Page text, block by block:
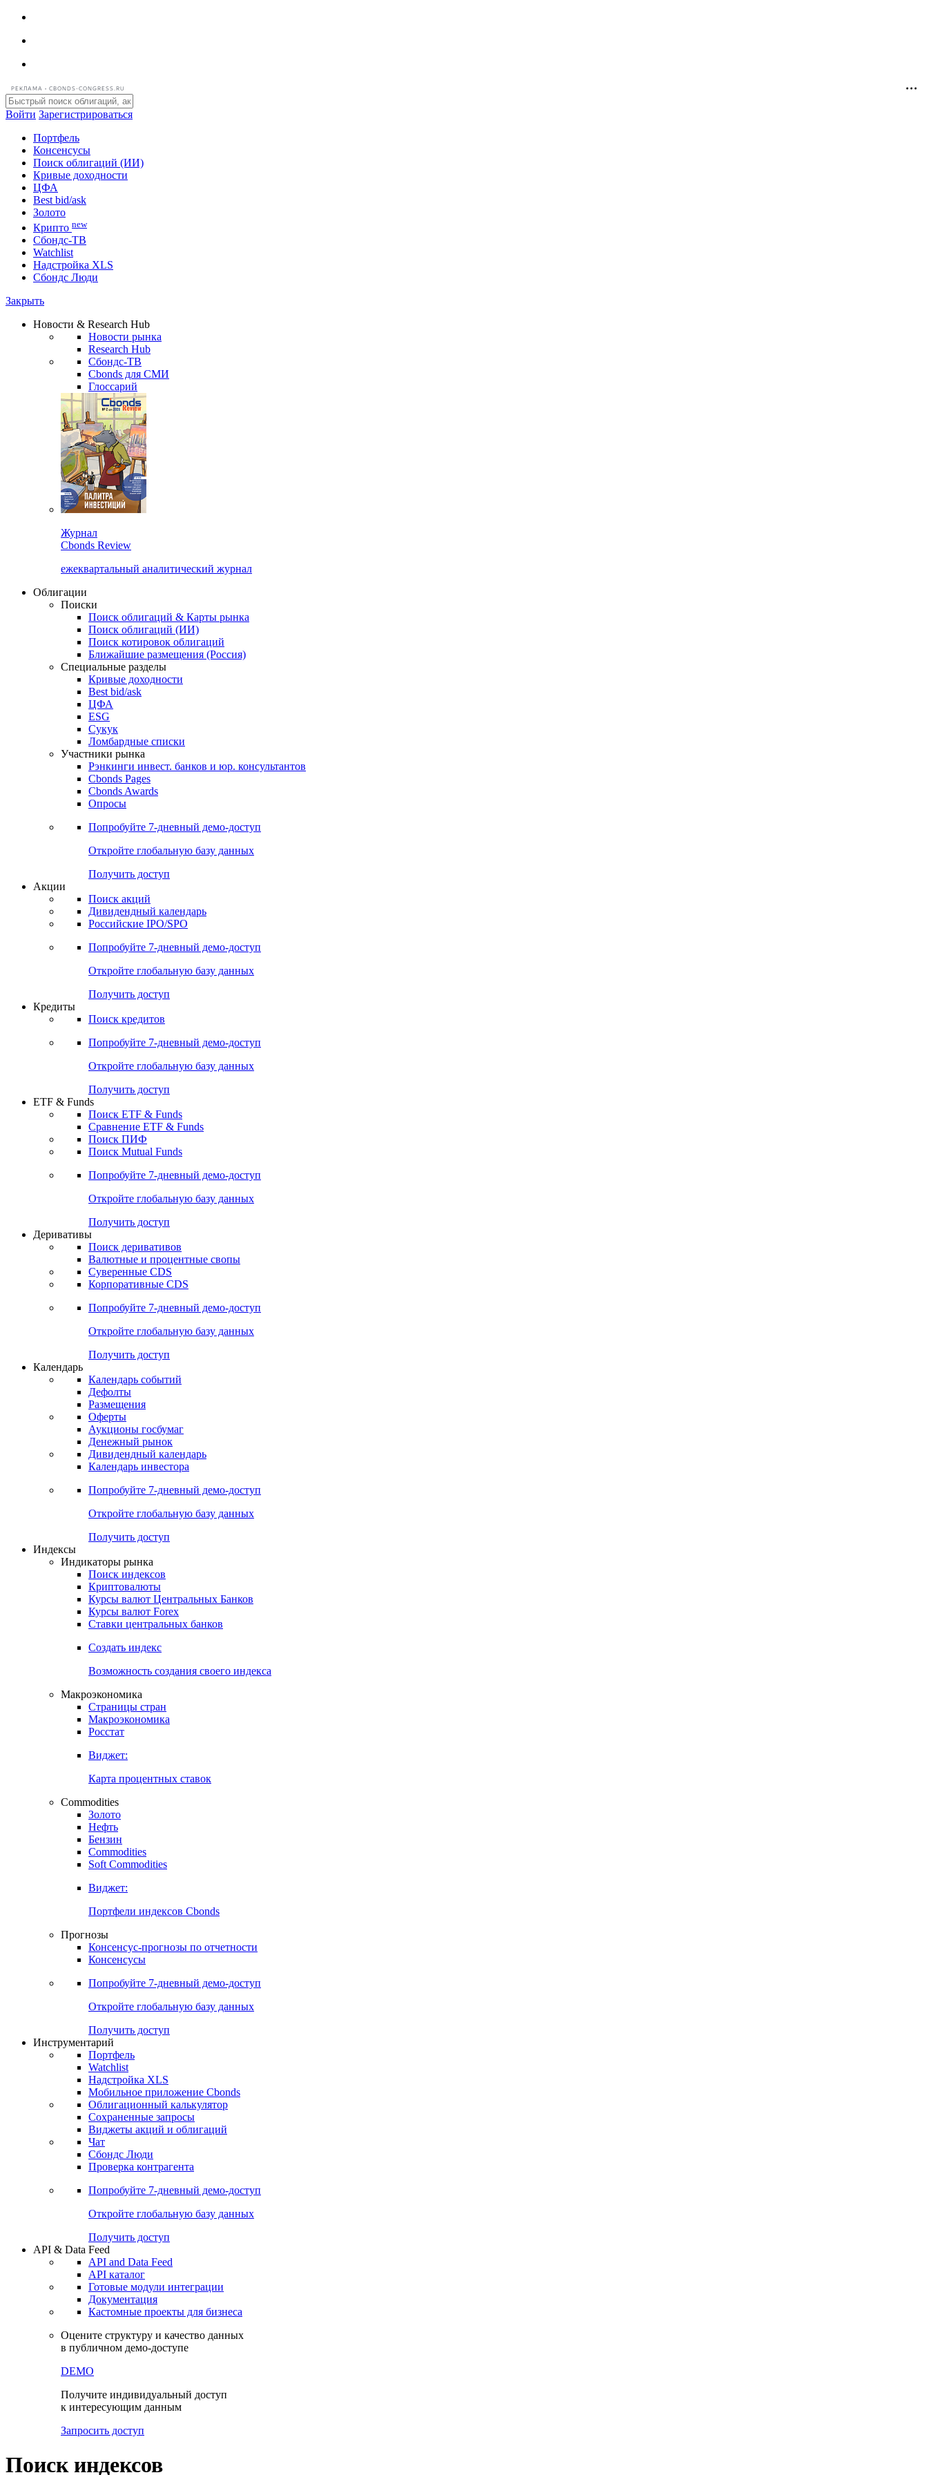
РЕКЛАМА • CBONDS-CONGRESS.RU
Войти Зарегистрироваться
Портфель
Консенсусы
Поиск облигаций (ИИ)
Кривые доходности
ЦФА
Best bid/ask
Золото
Криптоnew
Сбондс-ТВ
Надстройка XLS
Сбондс Люди
Новости & Research Hub
Новости рынка
Research Hub
Сбондс-ТВ
Cbonds для СМИ
Глоссарий
Журнал
Cbonds Review
ежеквартальный аналитический журнал
Облигации
Поиски
Поиск облигаций & Карты рынка
Поиск облигаций (ИИ)
Поиск котировок облигаций
Ближайшие размещения (Россия)
Специальные разделы
Кривые доходности
Best bid/ask
ЦФА
ESG
Сукук
Ломбардные списки
Участники рынка
Рэнкинги инвест. банков и юр. консультантов
Cbonds Pages
Cbonds Awards
Опросы
Попробуйте7-дневный
Откройте глобальную базу данных
Получить доступ
Акции
Поиск акций
Дивидендный календарь
Российские IPO/SPO
Попробуйте7-дневный
Откройте глобальную базу данных
Получить доступ
Кредиты
Поиск кредитов
Попробуйте7-дневный
Откройте глобальную базу данных
Получить доступ
ETF & Funds
Поиск ETF & Funds
Сравнение ETF & Funds
Поиск ПИФ
Поиск Mutual Funds
Попробуйте7-дневный
Откройте глобальную базу данных
Получить доступ
Деривативы
Поиск деривативов
Валютные и процентные свопы
Суверенные CDS
Корпоративные CDS
Попробуйте7-дневный
Откройте глобальную базу данных
Получить доступ
Календарь
Календарь событий
Дефолты
Размещения
Оферты
Аукционы госбумаг
Денежный рынок
Дивидендный календарь
Календарь инвестора
Попробуйте7-дневный
Получить доступ
Индикаторы рынка
Поиск индексов
Криптовалюты
Курсы валют Центральных Банков
Курсы валют Forex
Ставки центральных банков
Создать индекс
Возможность создания своего индекса
Макроэкономика
Страницы стран
Макроэкономика
Росстат
Виджет:
Карта процентных ставок
Commodities
Золото
Нефть
Бензин
Commodities
Soft Commodities
Виджет:
Портфели индексов Cbonds
Прогнозы
Консенсус-прогнозы по отчетности
Консенсусы
Попробуйте7-дневный
Откройте глобальную базу данных
Получить доступ
Инструментарий
Портфель
Watchlist
Надстройка XLS
Мобильное приложение Cbonds
Облигационный калькулятор
Сохраненные запросы
Виджеты акций и облигаций
Чат
Сбондс Люди
Проверка контрагента
Попробуйте7-дневный
Откройте глобальную базу данных
Получить доступ
API & Data Feed
API and Data Feed
API каталог
Документация
Кастомные проекты для бизнеса
Оцените структуру и качество данных
в публичном демо-доступе
DEMO
Получите индивидуальный доступ